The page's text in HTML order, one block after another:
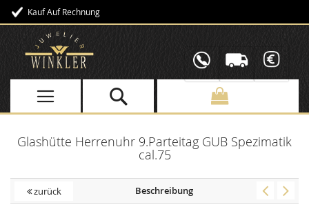
Kauf Auf Rechnung
Direkt
Inhalt
Glashütte Herrenuhr 9.Parteitag GUB Spezimatik
cal.75
zurück Beschreibung